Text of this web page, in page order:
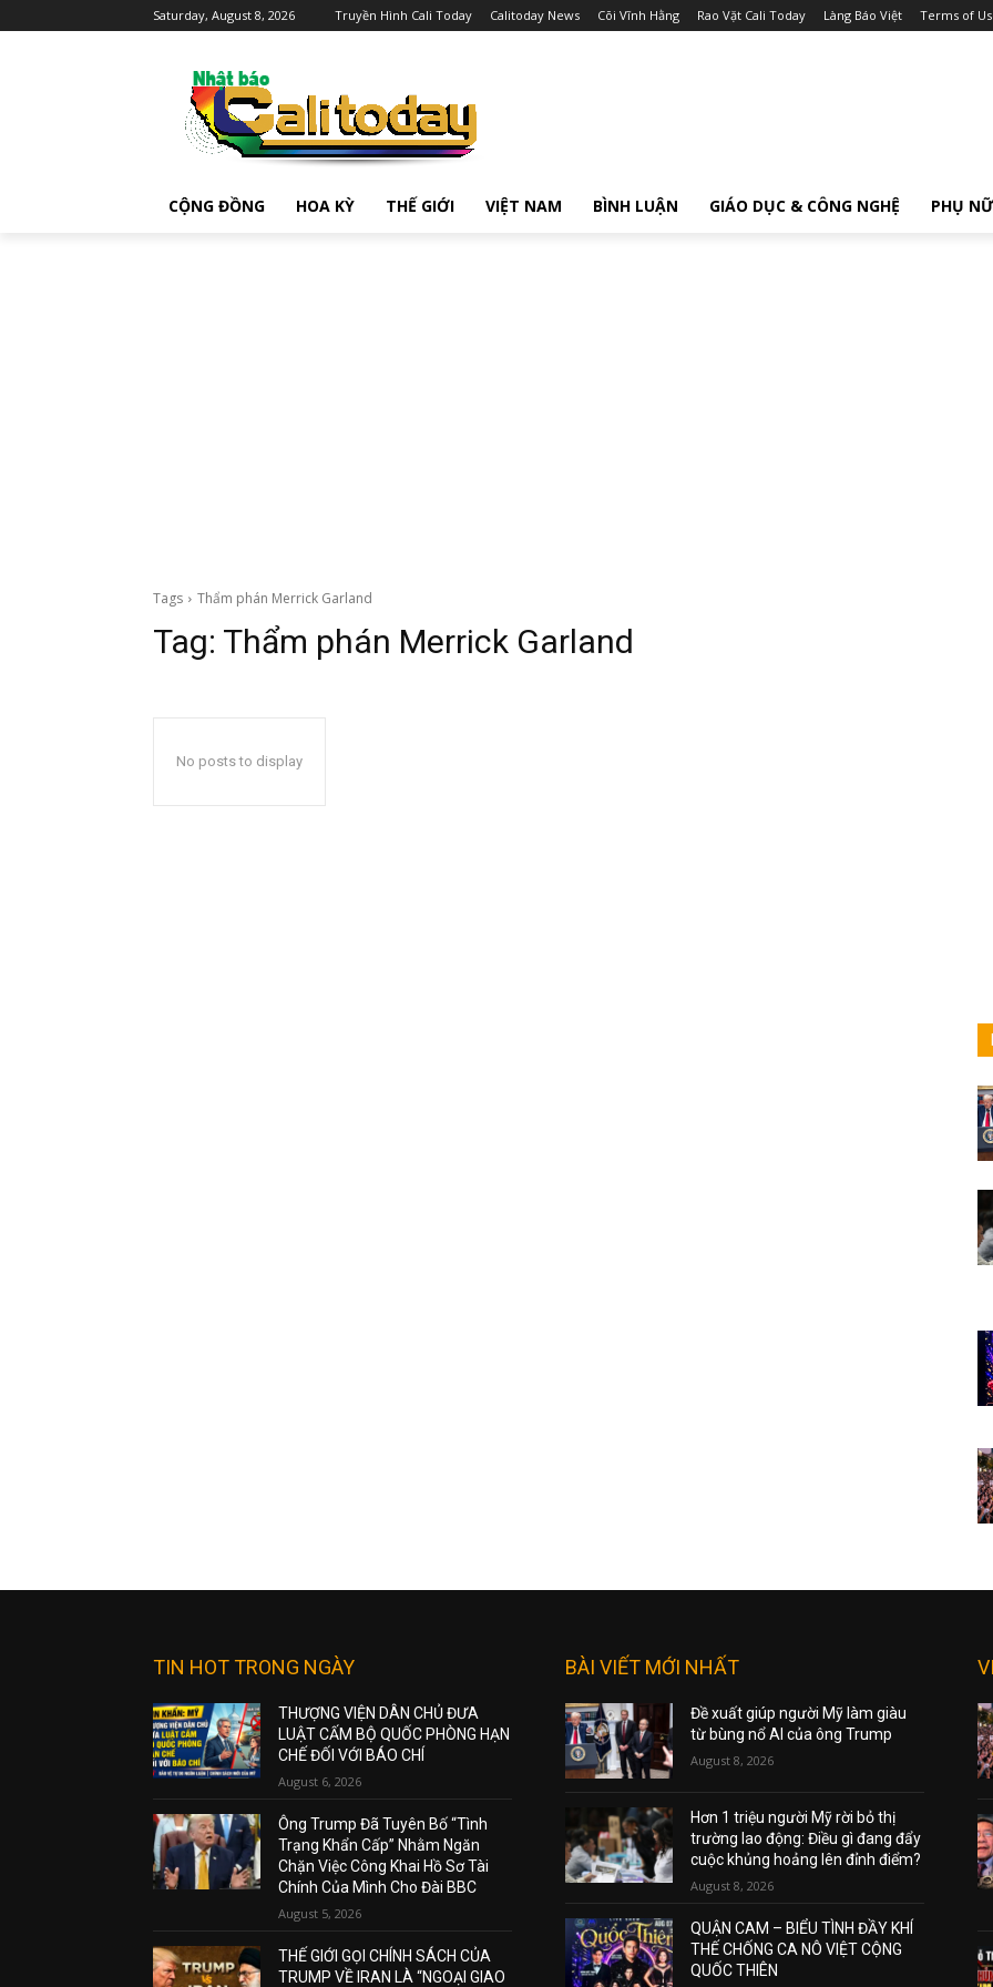
Saturday, August 8, 2026 Truyền Hình Cali Today Calitoday News Cõi Vĩnh Hằng Rao Vặt Cali Today Làng Báo Việt Terms of
CỘNG ĐỒNG HOA KỲ THẾ GIỚI VIỆT NAM BÌNH LUẬN GIÁO DỤC & CÔNG NGHỆ PHỤ NỮ
Tags Thẩm phán Merrick Garland
Tag: Thẩm phán Merrick Garland
No posts to display
TIN HOT TRONG NGÀY
THƯỢNG VIỆN DÂN CHỦ ĐƯA
LUẬT CẤM BỘ QUỐC PHÒNG HẠN
CHẾ ĐỐI VỚI BÁO CHÍ
August 6, 2026
Ông Trump Đã Tuyên Bố “Tình
Trạng Khẩn Cấp” Nhằm Ngăn
Chặn Việc Công Khai Hồ Sơ Tài
Chính Của Mình Cho Đài BBC
August 5, 2026
THẾ GIỚI GỌI CHÍNH SÁCH CỦA
TRUMP VỀ IRAN LÀ “NGOẠI GIAO
BÀI VIẾT MỚI NHẤT
Đề xuất giúp người Mỹ làm giàu
từ bùng nổ AI của ông Trump
August 8, 2026
Hơn 1 triệu người Mỹ rời bỏ thị
trường lao động: Điều gì đang đẩy
cuộc khủng hoảng lên đỉnh điểm?
August 8, 2026
QUẬN CAM – BIỂU TÌNH ĐẦY KHÍ
THẾ CHỐNG CA NÔ VIỆT CỘNG
QUỐC THIÊN